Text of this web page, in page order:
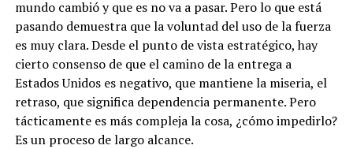
mundo cambió y que es no va a pasar. Pero lo que está
pasando demuestra que la voluntad del uso de la fuerza
es muy clara. Desde el punto de vista estratégico, hay
cierto consenso de que el camino de la entrega a
Estados Unidos es negativo, que mantiene la miseria, el
retraso, que significa dependencia permanente. Pero
tácticamente es más compleja la cosa, ¿cómo impedirlo?
Es un proceso de largo alcance.